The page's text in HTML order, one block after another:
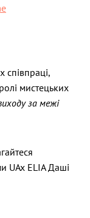
співпраці,
мистецьких
за межі
UAx ELIA Даші